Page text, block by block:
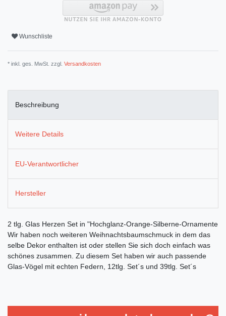
Wunschliste
* inkl. ges. MwSt. zzgl. Versandkosten
Beschreibung
Weitere Details
EU-Verantwortlicher
Hersteller
2 tlg. Glas Herzen Set in "Hochglanz-Orange-Silberne-Ornamente
Wir haben noch weiteren Weihnachtsbaumschmuck in dem das
selbe Dekor enthalten ist oder stellen Sie sich doch einfach was
schönes zusammen. Zu diesem Set haben wir auch passende
Glas-Vögel mit echten Federn, 12tlg. Set´s und 39tlg. Set´s